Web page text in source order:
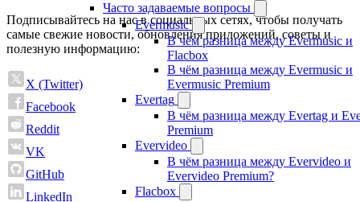
Часто задаваемые вопросы
Evermusic
В чём разница между Evermusic и
Flacbox
В чём разница между Evermusic и
Evermusic Premium
Evertag
В чём разница между Evertag и
Premium
Evervideo
В чём разница между Evervideo и
Evervideo Premium?
Flacbox
Подписывайтесь на нас в социальных сетях, чтобы получать
самые свежие новости, обновления приложений, советы и
полезную информацию:
X (Twitter)
Facebook
Reddit
VK
GitHub
LinkedIn